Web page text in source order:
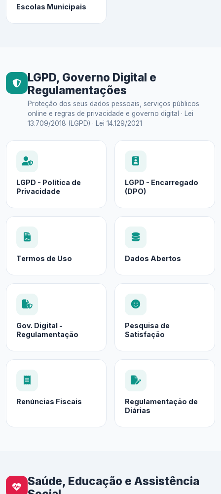
Escolas Municipais
LGPD, Governo Digital e
Regulamentações
Proteção dos seus dados pessoais, serviços públicos
online e regras de privacidade e governo digital · Lei
13.709/2018 (LGPD) · Lei 14.129/2021
LGPD - Política de
Privacidade
LGPD - Encarregado
(DPO)
Termos de Uso Dados Abertos
Gov. Digital -
Regulamentação
Pesquisa de
Satisfação
Renúncias Fiscais
Regulamentação de
Diárias
Saúde, Educação e Assistência